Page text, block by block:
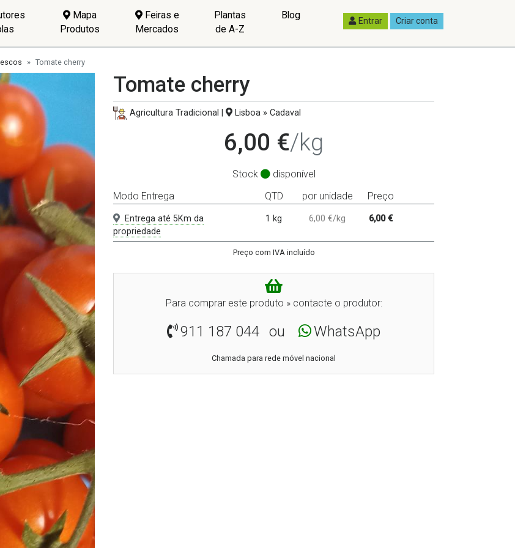
Mapa
Produtos
Feiras e
Mercados
Plantas
de A-Z
Blog Entrar Criar conta
Tomate cherry
Tomate cherry
Agricultura Tradicional | Lisboa » Cadaval
6,00 €/kg
Stock
disponível
Modo Entrega
QTD por unidade Preço
Entrega até 5Km da
propriedade
1 kg 6,00 €/kg 6,00 €
Preço com IVA incluído
Para comprar este produto » contacte o produtor:
911 187 044 ou WhatsApp
Chamada para rede móvel nacional